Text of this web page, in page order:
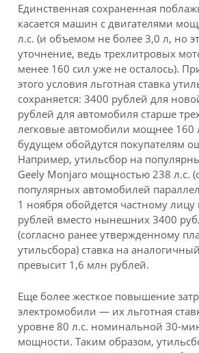
Единственная сохраненная
касается машин с двигателями
л.с. (и объемом не более 3,0 л, но
уточнение, ведь трехлитровых
менее 160 сил уже не осталось).
этого условия льготная ставка
сохраняется: 3400 рублей для
рублей для автомобиля старше
легковые автомобили мощнее 160
будущем обойдутся покупателям
Например, утильсбор на
Geely Monjaro мощностью 238 л.с.
популярных автомобилей
1 ноября обойдется частному
рублей вместо нынешних 3400
(согласно ранее утвержденному
утильсбора) ставка на
превысит 1,6 млн рублей.
Еще более жесткое повышение
электромобили — их льготная
уровне 80 л.с. номинальной 30-
мощности. Таким образом,